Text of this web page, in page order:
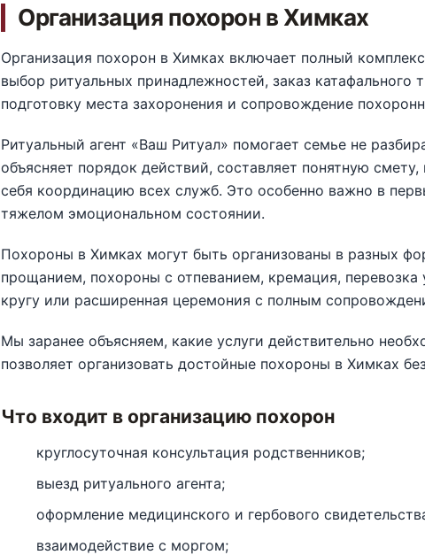
Организация похорон в Химках
Организация похорон в Химках включает полный
выбор ритуальных принадлежностей, заказ катафального
подготовку места захоронения и сопровождение
Ритуальный агент «Ваш Ритуал» помогает семье не
объясняет порядок действий, составляет понятную
себя координацию всех служб. Это особенно важно в
тяжелом эмоциональном состоянии.
Похороны в Химках могут быть организованы в разных
прощанием, похороны с отпеванием, кремация,
кругу или расширенная церемония с полным
Мы заранее объясняем, какие услуги действительно
позволяет организовать достойные похороны в Химках
Что входит в организацию похорон
круглосуточная консультация родственников;
выезд ритуального агента;
оформление медицинского и гербового
взаимодействие с моргом;